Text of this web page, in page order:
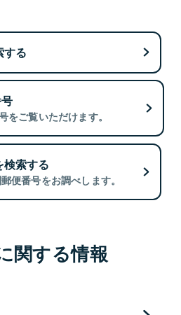
する
をご覧いただけます。
索する
便番号をお調べします。
関する情報